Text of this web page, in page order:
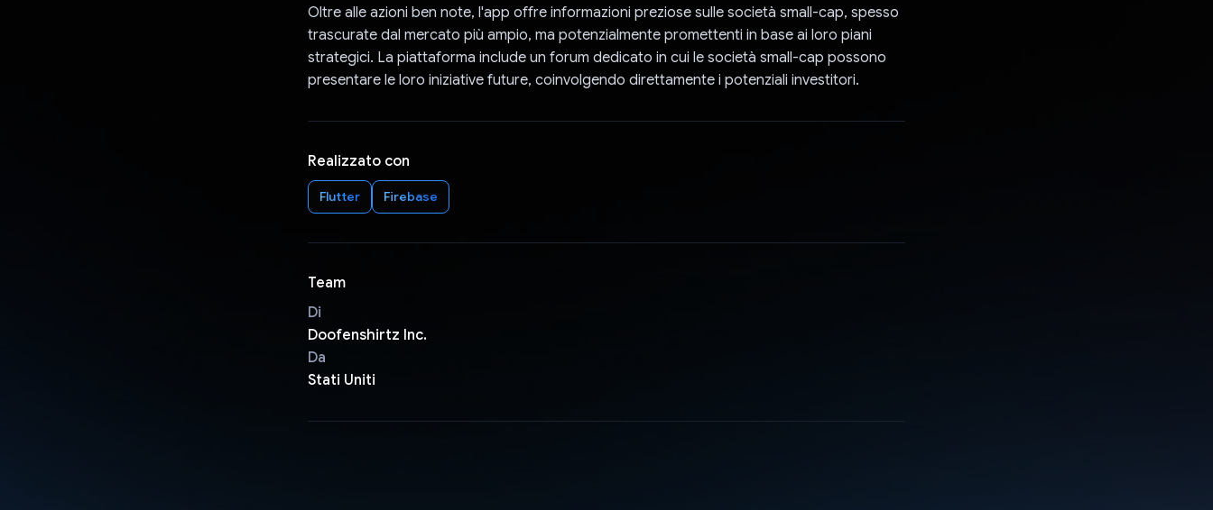
Oltre alle azioni ben note, l'app offre informazioni preziose sulle società small-cap, spesso
trascurate dal mercato più ampio, ma potenzialmente promettenti in base ai loro piani
strategici. La piattaforma include un forum dedicato in cui le società small-cap possono
presentare le loro iniziative future, coinvolgendo direttamente i potenziali investitori.
Realizzato con
Flutter Firebase
Team
Di
Doofenshirtz Inc.
Da
Stati Uniti